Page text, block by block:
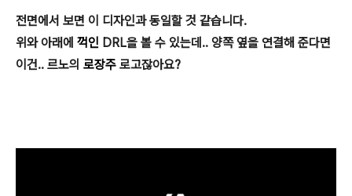
전면에서 보면 이 디자인과 동일할 것 같습니다.
위와 아래에 꺽인 DRL을 볼 수 있는데.. 양쪽 옆을 연결해 준다면
이건.. 르노의 로장주 로고잖아요?